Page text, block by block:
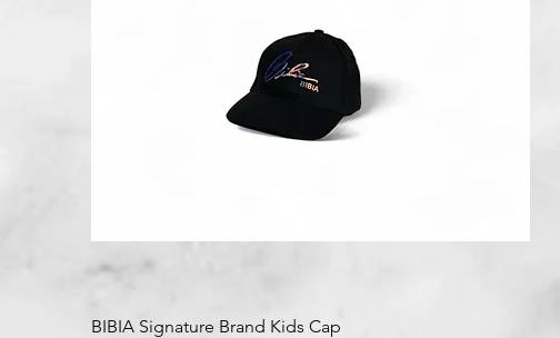
クイックビュー
BIBIA Signature Brand Kids Cap